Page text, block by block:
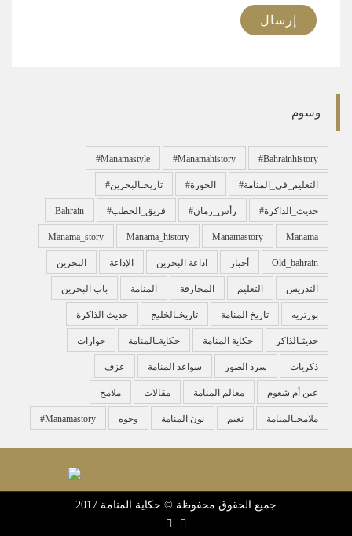
وسوم
#bahrainhistory
#manamahistory
#manamastyle
#التعليم_في_المنامة #الحورة #تاريخـالبحرين
#حديث_الذاكرة #رأس_رمان #فريق_الحطب Bahrain
Manama
Manamastory
Manama_history
Manama_story
Old_bahrain أخبار اذاعة البحرين الإذاعة البحرين
التدريس التعليم المخارقة المنامة باب البحرين
بورتريه تاريخ المنامة تاريخـالخليج حديث الذاكرة
حديثـالذاكر حكاية المنامة حكايةـالمنامة حوارات
ذكريات سرد الصور سواعد المنامة عزف
عين أم شعوم معالم المنامة مقالات ملامح
ملامحـالمنامة نعيم نون المنامة وجوه ‏#manamastory
جميع الحقوق محفوظة © حكاية المنامة 2017